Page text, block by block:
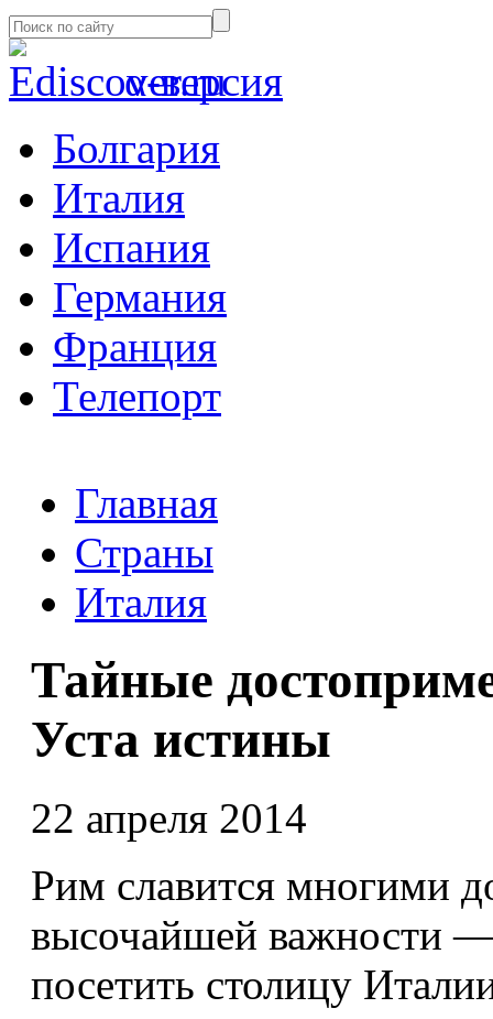
α-версия
Болгария
Италия
Испания
Германия
Франция
Телепорт
Главная
Страны
Италия
Тайные
Уста истины
22 апреля 2014
Рим славится многими
высочайшей важности —
посетить столицу